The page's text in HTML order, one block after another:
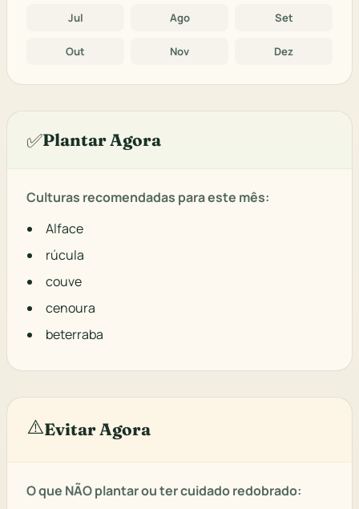
✅Plantar Agora
Culturas recomendadas para este mês:
Alface
rúcula
couve
cenoura
beterraba
⚠️Evitar Agora
O que NÃO plantar ou ter cuidado redobrado:
Jul Ago Set
Out Nov Dez